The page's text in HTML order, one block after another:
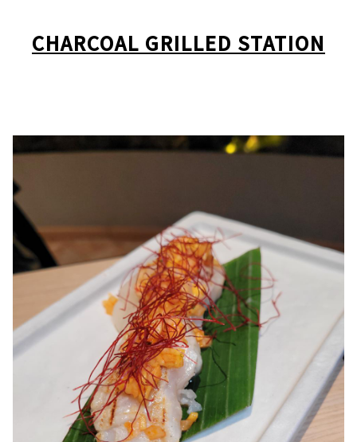
CHARCOAL GRILLED STATION